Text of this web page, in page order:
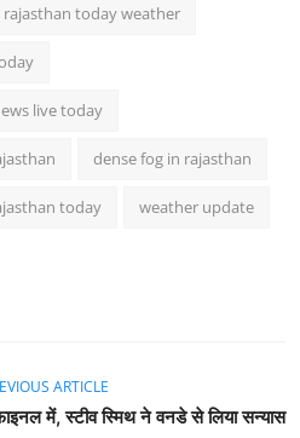
rajasthan today weather
live today
dense fog in rajasthan
today weather update
ARTICLE
में, स्टीव स्मिथ ने वनडे से लिया सन्यास